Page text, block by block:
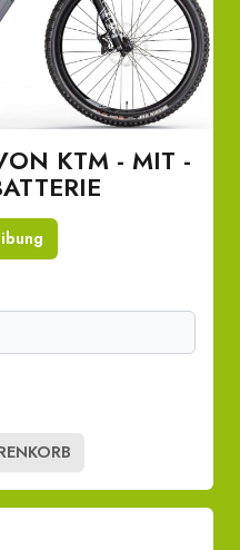
KTM - MIT -